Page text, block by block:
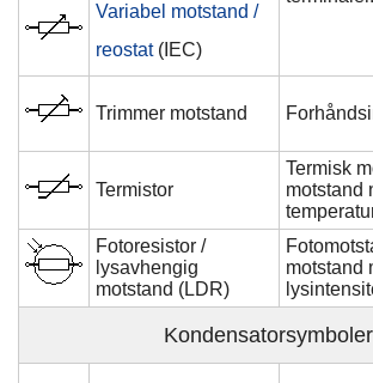
Variabel motstand /
reostat(IEC)
Trimmer motstand
Termistor
Termisk
motstand
Fotoresistor /
lysavhengig
motstand (LDR)
motstand
Kondensatorsymboler